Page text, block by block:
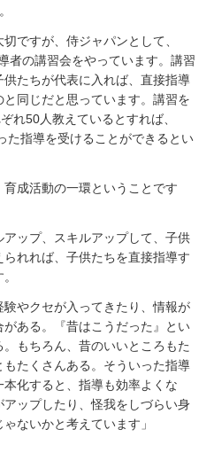
ですが、侍ジャパンとして、
者の講習会をやっています。講習
たちが代表に入れば、直接指導
同じだと思っています。講習を
れ50人教えているとすれば、
た指導を受けることができるとい
成活動の一環ということです
アップ、スキルアップして、子供
れれば、子供たちを直接指導す
やクセが入ってきたり、情報が
ある。『昔はこうだった』とい
もちろん、昔のいいところもた
たくさんある。そういった指導
化すると、指導も効率よくな
ップしたり、怪我をしづらい身
ないかと考えています」